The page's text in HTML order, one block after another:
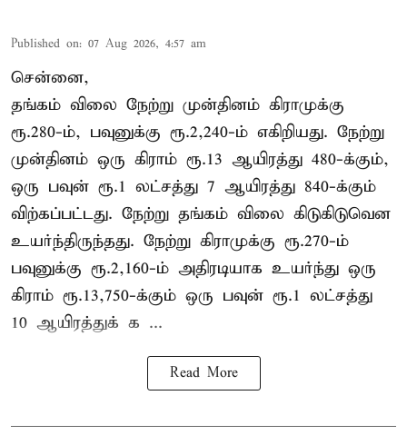
Published on: 07 Aug 2026, 4:57 am
சென்னை,
தங்கம் விலை நேற்று முன்தினம் கிராமுக்கு
ரூ.280-ம், பவுனுக்கு ரூ.2,240-ம் எகிறியது. நேற்று
முன்தினம் ஒரு கிராம் ரூ.13 ஆயிரத்து 480-க்கும்,
ஒரு பவுன் ரூ.1 லட்சத்து 7 ஆயிரத்து 840-க்கும்
விற்கப்பட்டது. நேற்று தங்கம் விலை கிடுகிடுவென
உயர்ந்திருந்தது. நேற்று கிராமுக்கு ரூ.270-ம்
பவுனுக்கு ரூ.2,160-ம் அதிரடியாக உயர்ந்து ஒரு
கிராம் ரூ.13,750-க்கும் ஒரு பவுன் ரூ.1 லட்சத்து
10 ஆயிரத்துக் க ...
Read More